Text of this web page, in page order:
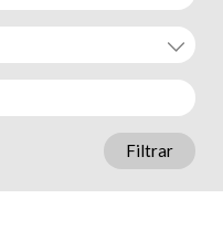
Filtrar